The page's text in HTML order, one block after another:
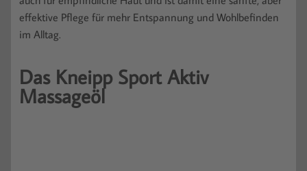
effektive Pflege für mehr Entspannung und Wohlbefinden
im Alltag.
Das Kneipp Sport Aktiv
Massageöl